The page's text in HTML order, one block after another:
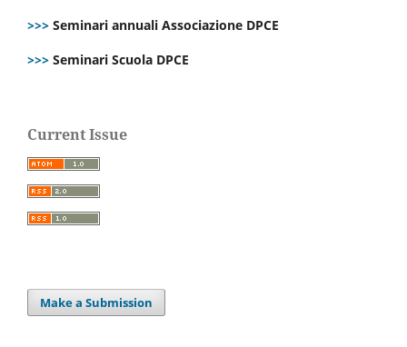
>>> Seminari annuali Associazione DPCE
>>> Seminari Scuola DPCE
Current Issue
Make a Submission